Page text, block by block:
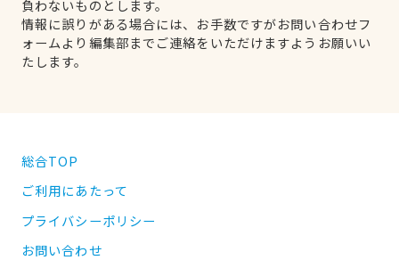
負わないものとします。
情報に誤りがある場合には、お手数ですがお問い合わせフ
ォームより編集部までご連絡をいただけますようお願いい
たします。
総合TOP
ご利用にあたって
プライバシーポリシー
お問い合わせ